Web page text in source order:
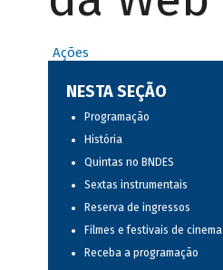
Ações
NESTA SEÇÃO
Programação
História
Quintas no BNDES
Sextas instrumentais
Reserva de ingressos
Filmes e festivais de cinema
Receba a programação